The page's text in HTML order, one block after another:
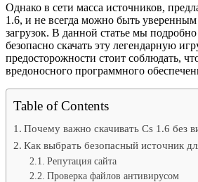
Однако в сети масса источников,
1.6, и не всегда можно быть уверенным
загрузок. В данной статье мы
безопасно скачать эту легендарную
предосторожности стоит соблюдать,
вредоносного программного
Table of Contents
Почему важно скачивать Cs 1.6 без
Как выбрать безопасный источник
Репутация сайта
Проверка файлов антивирусом